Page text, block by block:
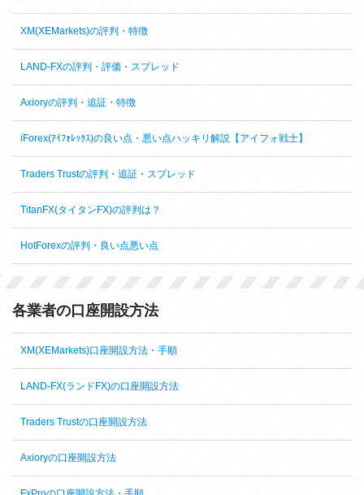
XM(XEMarkets)の評判・特徴
LAND-FXの評判・評価・スプレッド
Axioryの評判・追証・特徴
iForex(ｱｲﾌｫﾚｯｸｽ)の良い点・悪い点ハッキリ解説【アイフォ戦士】
Traders Trustの評判・追証・スプレッド
TitanFX(タイタンFX)の評判は？
HotForexの評判・良い点悪い点
各業者の口座開設方法
XM(XEMarkets)口座開設方法・手順
LAND-FX(ランドFX)の口座開設方法
Traders Trustの口座開設方法
Axioryの口座開設方法